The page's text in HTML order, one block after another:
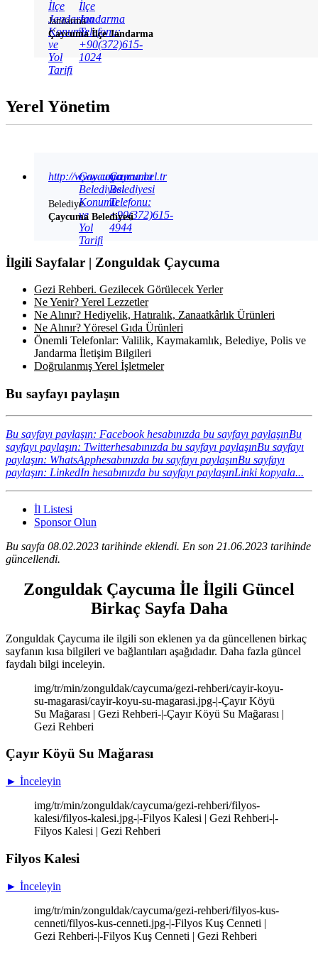
İlçe
Jandarma
Konumu
ve
Yol
Tarifi
İlçe
Jandarma
Telefonu:
+90(372)615-
1024
Jandarma
Çaycuma İlçe Jandarma
Yerel Yönetim
http://www.caycuma.bel.tr
Çaycuma
Belediyesi
Konumu
ve
Yol
Tarifi
Çaycuma
Belediyesi
Telefonu:
+90(372)615-
4944
Belediye
Çaycuma Belediyesi
İlgili Sayfalar | Zonguldak Çaycuma
Gezi Rehberi. Gezilecek Görülecek Yerler
Ne Yenir? Yerel Lezzetler
Ne Alınır? Hediyelik, Hatıralık, Zanaatkârlık Ürünleri
Ne Alınır? Yöresel Gıda Ürünleri
Önemli Telefonlar: Valilik, Kaymakamlık, Belediye, Polis ve
Jandarma İletişim Bilgileri
Doğrulanmış Yerel İşletmeler
Bu sayfayı paylaşın
Bu sayfayı paylaşın: Facebook hesabınızda bu sayfayı paylaşınBu
sayfayı paylaşın: Twitterhesabınızda bu sayfayı paylaşınBu sayfayı
paylaşın: WhatsApphesabınızda bu sayfayı paylaşınBu sayfayı
paylaşın: LinkedIn hesabınızda bu sayfayı paylaşınLinki kopyala...
İl Listesi
Sponsor Olun
Bu sayfa 08.02.2023 tarihinde eklendi. En son 21.06.2023 tarihinde
güncellendi.
Zonguldak Çaycuma İle İlgili Güncel
Birkaç Sayfa Daha
Zonguldak Çaycuma ile ilgili son eklenen ya da güncellenen birkaç
sayfanın kısa bilgileri ve bağlantıları aşağıdadır. Daha fazla güncel
faydalı bilgi inceleyin.
img/tr/min/zonguldak/caycuma/gezi-rehberi/cayir-koyu-
su-magarasi/cayir-koyu-su-magarasi.jpg-|-Çayır Köyü
Su Mağarası | Gezi Rehberi-|-Çayır Köyü Su Mağarası |
Gezi Rehberi
Çayır Köyü Su Mağarası
► İnceleyin
img/tr/min/zonguldak/caycuma/gezi-rehberi/filyos-
kalesi/filyos-kalesi.jpg-|-Filyos Kalesi | Gezi Rehberi-|-
Filyos Kalesi | Gezi Rehberi
Filyos Kalesi
► İnceleyin
img/tr/min/zonguldak/caycuma/gezi-rehberi/filyos-kus-
cenneti/filyos-kus-cenneti.jpg-|-Filyos Kuş Cenneti |
Gezi Rehberi-|-Filyos Kuş Cenneti | Gezi Rehberi